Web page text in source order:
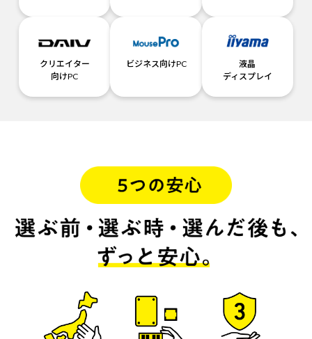
クリエイター
向けPC
ビジネス向けPC
液晶
ディスプレイ